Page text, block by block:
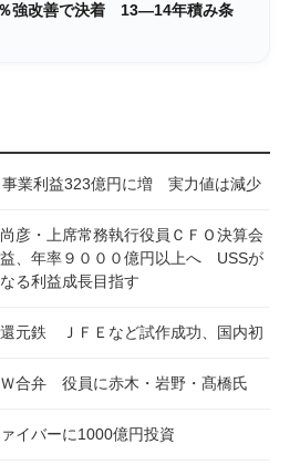
強改善で決着 13―14年積み条
業利益323億円に増 実力値は減少
彦・上席常務執行役員ＣＦＯ決算会
、年率９０００億円以上へ USSが
る利益成長目指す
元鉄 ＪＦＥなど試作成功、国内初
Ｗ合弁 役員に赤木・岩野・髙橋氏
イバーに1000億円投資